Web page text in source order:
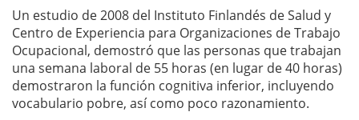
Un estudio de 2008 del Instituto Finlandés de Salud y
Centro de Experiencia para Organizaciones de Trabajo
Ocupacional, demostró que las personas que trabajan
una semana laboral de 55 horas (en lugar de 40 horas)
demostraron la función cognitiva inferior, incluyendo
vocabulario pobre, así como poco razonamiento.